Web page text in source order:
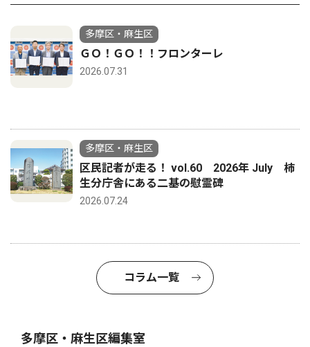
多摩区・麻生区
ＧＯ！ＧＯ！！フロンターレ
2026.07.31
多摩区・麻生区
区民記者が走る！ vol.60 2026年 July 柿
生分庁舎にある二基の慰霊碑
2026.07.24
コラム一覧
多摩区・麻生区編集室